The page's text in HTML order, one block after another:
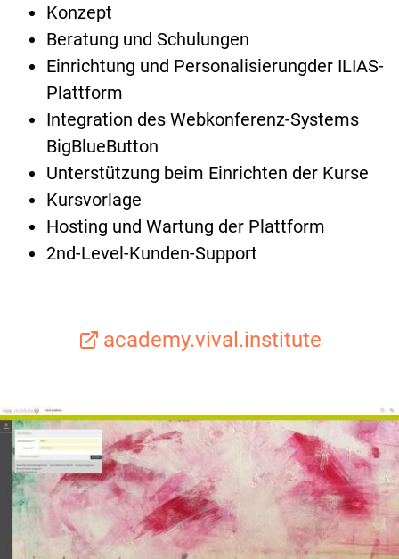
Konzept
Beratung und Schulungen
Einrichtung und Personalisierungder ILIAS-
Plattform
Integration des Webkonferenz-Systems
BigBlueButton
Unterstützung beim Einrichten der Kurse
Kursvorlage
Hosting und Wartung der Plattform
2nd-Level-Kunden-Support
academy.vival.institute